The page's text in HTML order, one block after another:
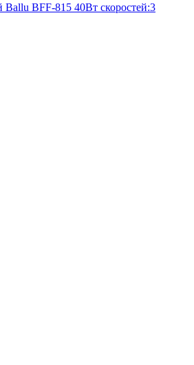
BFF-815 40Вт скоростей:3